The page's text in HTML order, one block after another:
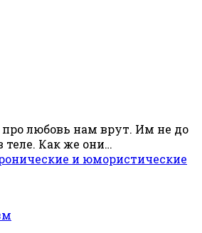
любовь нам врут. Им не до
теле. Как же они…
и юмористические